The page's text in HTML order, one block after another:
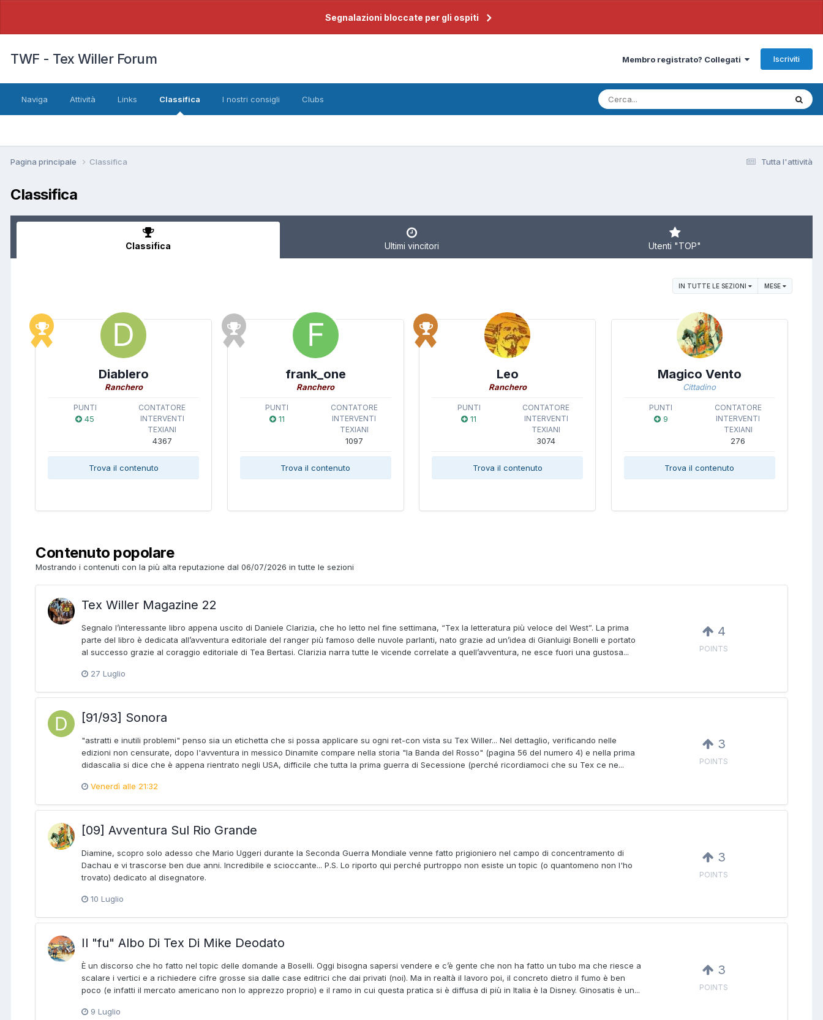
Segnalazioni bloccate per gli ospiti
TWF - Tex Willer Forum Membro registrato? Collegati Iscriviti
Naviga Attività Links Classifica I nostri consigli Clubs
Tutta l'attività
Pagina principale Classifica
Classifica
Classifica Ultimi vincitori Utenti "TOP"
IN TUTTE LE SEZIONI MESE
Diablero
Ranchero
PUNTI
45
CONTATORE
INTERVENTI
TEXIANI
4367
Trova il contenuto
frank_one
Ranchero
PUNTI
11
CONTATORE
INTERVENTI
TEXIANI
1097
Trova il contenuto
Leo
Ranchero
PUNTI
11
CONTATORE
INTERVENTI
TEXIANI
3074
Trova il contenuto
Magico Vento
Cittadino
PUNTI
9
CONTATORE
INTERVENTI
TEXIANI
276
Trova il contenuto
Contenuto popolare
Mostrando i contenuti con la più alta reputazione dal 06/07/2026 in tutte le sezioni
Tex Willer Magazine 22
Segnalo l’interessante libro appena uscito di Daniele Clarizia, che ho letto nel fine settimana, “Tex la letteratura più veloce del West”. La prima
parte del libro è dedicata all’avventura editoriale del ranger più famoso delle nuvole parlanti, nato grazie ad un’idea di Gianluigi Bonelli e portato
al successo grazie al coraggio editoriale di Tea Bertasi. Clarizia narra tutte le vicende correlate a quell’avventura, ne esce fuori una gustosa...
27 Luglio
4
POINTS
[91/93] Sonora
"astratti e inutili problemi" penso sia un etichetta che si possa applicare su ogni ret-con vista su Tex Willer... Nel dettaglio, verificando nelle
edizioni non censurate, dopo l'avventura in messico Dinamite compare nella storia "la Banda del Rosso" (pagina 56 del numero 4) e nella prima
didascalia si dice che è appena rientrato negli USA, difficile che tutta la prima guerra di Secessione (perché ricordiamoci che su Tex ce ne...
Venerdì alle 21:32
3
POINTS
[09] Avventura Sul Rio Grande
Diamine, scopro solo adesso che Mario Uggeri durante la Seconda Guerra Mondiale venne fatto prigioniero nel campo di concentramento di
Dachau e vi trascorse ben due anni. Incredibile e scioccante... P.S. Lo riporto qui perché purtroppo non esiste un topic (o quantomeno non l'ho
trovato) dedicato al disegnatore.
10 Luglio
3
POINTS
Il "fu" Albo Di Tex Di Mike Deodato
È un discorso che ho fatto nel topic delle domande a Boselli. Oggi bisogna sapersi vendere e c’è gente che non ha fatto un tubo ma che riesce a
scalare i vertici e a richiedere cifre grosse sia dalle case editrici che dai privati (noi). Ma in realtà il lavoro poi, il concreto dietro il fumo è ben
poco (e infatti il mercato americano non lo apprezzo proprio) e il ramo in cui questa pratica si è diffusa di più in Italia è la Disney. Ginosatis è un...
9 Luglio
3
POINTS